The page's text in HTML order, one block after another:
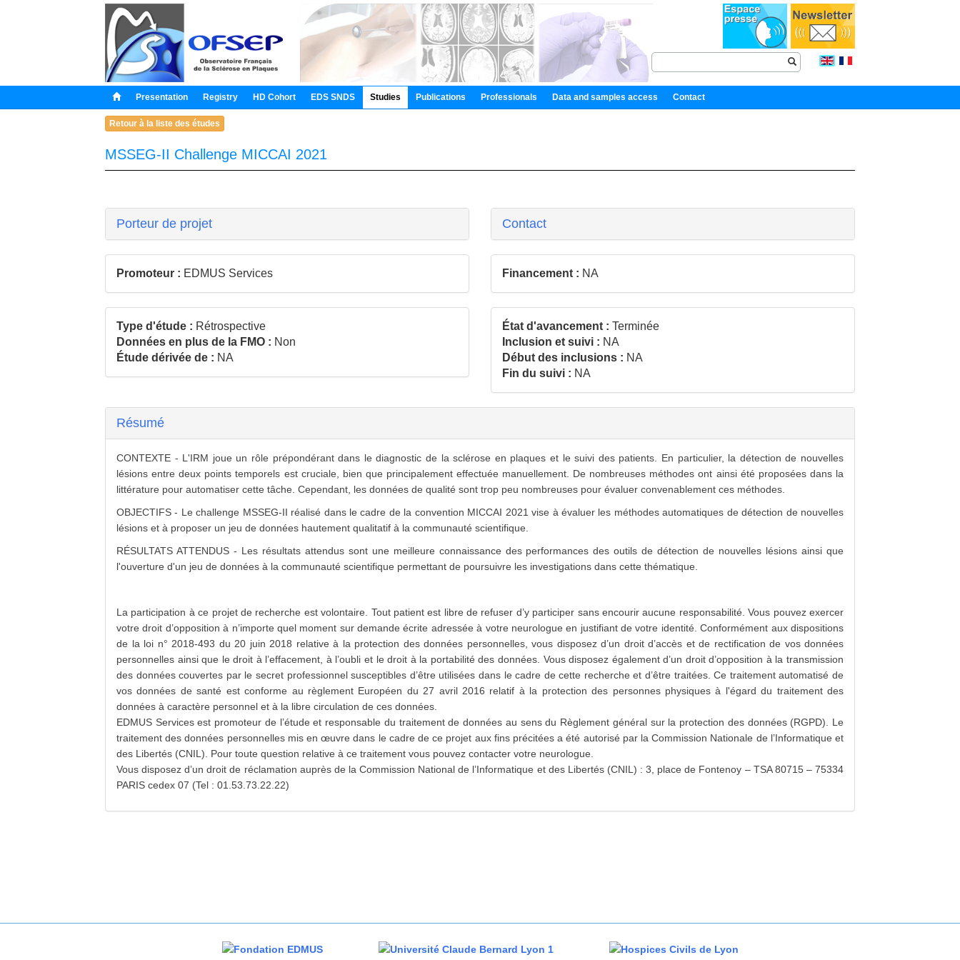
Presentation Registry HD Cohort EDS SNDS Studies Publications Professionals Data and samples access Contact
Retour à la liste des études
MSSEG-II Challenge MICCAI 2021
Porteur de projet Contact
Promoteur : EDMUS Services Financement : NA
Type d'étude : Rétrospective
Données en plus de la FMO : Non
Étude dérivée de : NA
État d'avancement : Terminée
Inclusion et suivi : NA
Début des inclusions : NA
Fin du suivi : NA
Résumé
CONTEXTE - L'IRM joue un rôle prépondérant dans le diagnostic de la sclérose en plaques et le suivi des patients. En particulier, la détection de nouvelles
lésions entre deux points temporels est cruciale, bien que principalement effectuée manuellement. De nombreuses méthodes ont ainsi été proposées dans la
littérature pour automatiser cette tâche. Cependant, les données de qualité sont trop peu nombreuses pour évaluer convenablement ces méthodes.
OBJECTIFS - Le challenge MSSEG-II réalisé dans le cadre de la convention MICCAI 2021 vise à évaluer les méthodes automatiques de détection de nouvelles
lésions et à proposer un jeu de données hautement qualitatif à la communauté scientifique.
RÉSULTATS ATTENDUS - Les résultats attendus sont une meilleure connaissance des performances des outils de détection de nouvelles lésions ainsi que
l'ouverture d'un jeu de données à la communauté scientifique permettant de poursuivre les investigations dans cette thématique.
La participation à ce projet de recherche est volontaire. Tout patient est libre de refuser d’y participer sans encourir aucune responsabilité. Vous pouvez exercer
votre droit d’opposition à n’importe quel moment sur demande écrite adressée à votre neurologue en justifiant de votre identité. Conformément aux dispositions
de la loi n° 2018-493 du 20 juin 2018 relative à la protection des données personnelles, vous disposez d’un droit d’accès et de rectification de vos données
personnelles ainsi que le droit à l’effacement, à l’oubli et le droit à la portabilité des données. Vous disposez également d’un droit d’opposition à la transmission
des données couvertes par le secret professionnel susceptibles d’être utilisées dans le cadre de cette recherche et d’être traitées. Ce traitement automatisé de
vos données de santé est conforme au règlement Européen du 27 avril 2016 relatif à la protection des personnes physiques à l'égard du traitement des
données à caractère personnel et à la libre circulation de ces données.
EDMUS Services est promoteur de l’étude et responsable du traitement de données au sens du Règlement général sur la protection des données (RGPD). Le
traitement des données personnelles mis en œuvre dans le cadre de ce projet aux fins précitées a été autorisé par la Commission Nationale de l’Informatique et
des Libertés (CNIL). Pour toute question relative à ce traitement vous pouvez contacter votre neurologue.
Vous disposez d’un droit de réclamation auprès de la Commission National de l’Informatique et des Libertés (CNIL) : 3, place de Fontenoy – TSA 80715 – 75334
PARIS cedex 07 (Tel : 01.53.73.22.22)